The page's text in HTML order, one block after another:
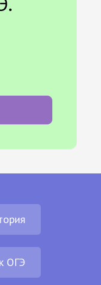
ОГЭ